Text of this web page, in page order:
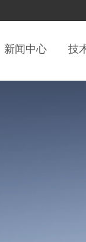
新闻中心 技